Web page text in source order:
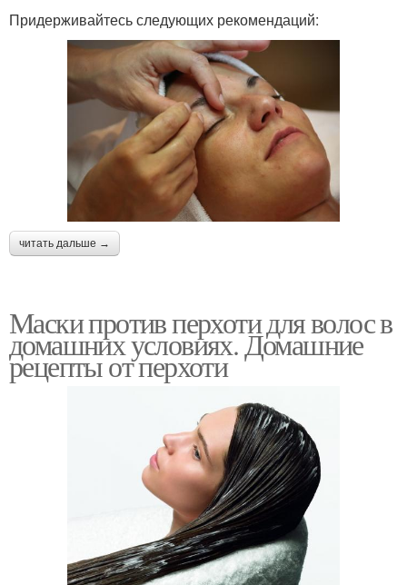
Придерживайтесь следующих рекомендаций:
читать дальше →
Маски против перхоти для волос в
домашних условиях. Домашние
рецепты от перхоти